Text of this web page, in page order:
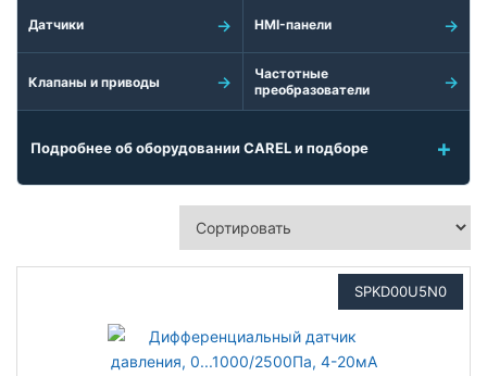
Датчики HMI-панели
Клапаны и приводы
Частотные
преобразователи
Подробнее об оборудовании CAREL и подборе
SPKD00U5N0